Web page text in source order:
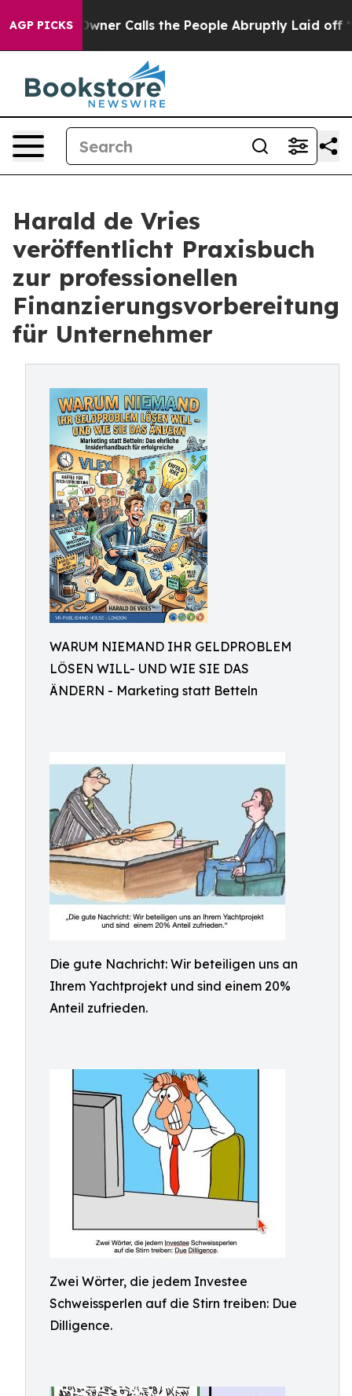
AGP PICKS
Calls the People Abruptly Laid off “Simply a
Harald de Vries
veröffentlicht Praxisbuch
zur professionellen
Finanzierungsvorbereitung
für Unternehmer
WARUM NIEMAND IHR GELDPROBLEM
LÖSEN WILL- UND WIE SIE DAS
ÄNDERN - Marketing statt Betteln
Die gute Nachricht: Wir beteiligen uns an
Ihrem Yachtprojekt und sind einem 20%
Anteil zufrieden.
Zwei Wörter, die jedem Investee
Schweissperlen auf die Stirn treiben: Due
Dilligence.